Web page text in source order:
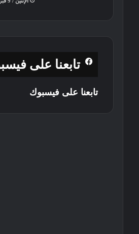
تابعنا على
تابعنا على فيسبوك